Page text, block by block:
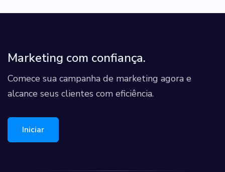
Marketing com confiança.
Comece sua campanha de marketing agora e
alcance seus clientes com eficiência.
Iniciar